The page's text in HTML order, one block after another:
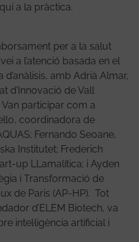
a la pràctica.
per a la salut
a l’atenció basada en el
amb Adrià Almar,
d’Innovació de Vall
participar com a
coordinadora de
Fernando Seoane,
Institutet; Frederich
up LLamalítica; i Ayden
i Transformació de
de Paris (AP-HP). Tot
d’ELEM Biotech, va
intel·ligència artificial i